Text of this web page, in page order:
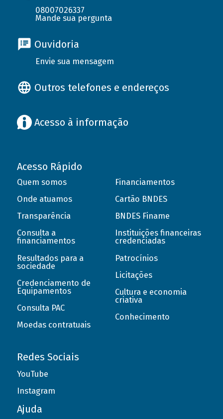
08007026337
Mande sua pergunta
Ouvidoria
Envie sua mensagem
Outros telefones e endereços
Acesso à informação
Acesso Rápido
Quem somos
Onde atuamos
Transparência
Consulta a
financiamentos
Resultados para a
sociedade
Credenciamento de
Equipamentos
Consulta PAC
Moedas contratuais
Financiamentos
Cartão BNDES
BNDES Finame
Instituições financeiras
credenciadas
Patrocínios
Licitações
Cultura e economia
criativa
Conhecimento
Redes Sociais
YouTube
Instagram
Ajuda